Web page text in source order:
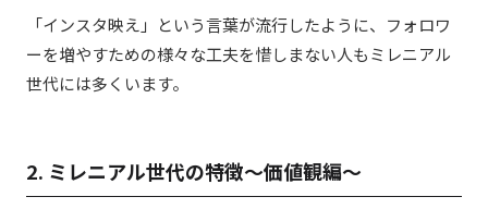
「インスタ映え」という言葉が流行したように、フォロワ
ーを増やすための様々な工夫を惜しまない人もミレニアル
世代には多くいます。
2. ミレニアル世代の特徴～価値観編～